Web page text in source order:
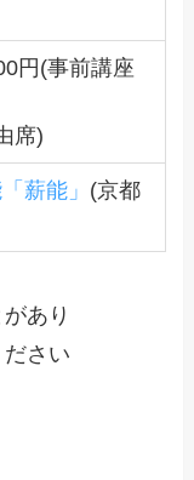
円(事前講座
席)
薪能」 (京都
あり
さい